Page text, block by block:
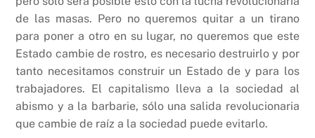
de las masas. Pero no queremos quitar a un tirano
para poner a otro en su lugar, no queremos que este
Estado cambie de rostro, es necesario destruirlo y por
tanto necesitamos construir un Estado de y para los
trabajadores. El capitalismo lleva a la sociedad al
abismo y a la barbarie, sólo una salida revolucionaria
que cambie de raíz a la sociedad puede evitarlo.